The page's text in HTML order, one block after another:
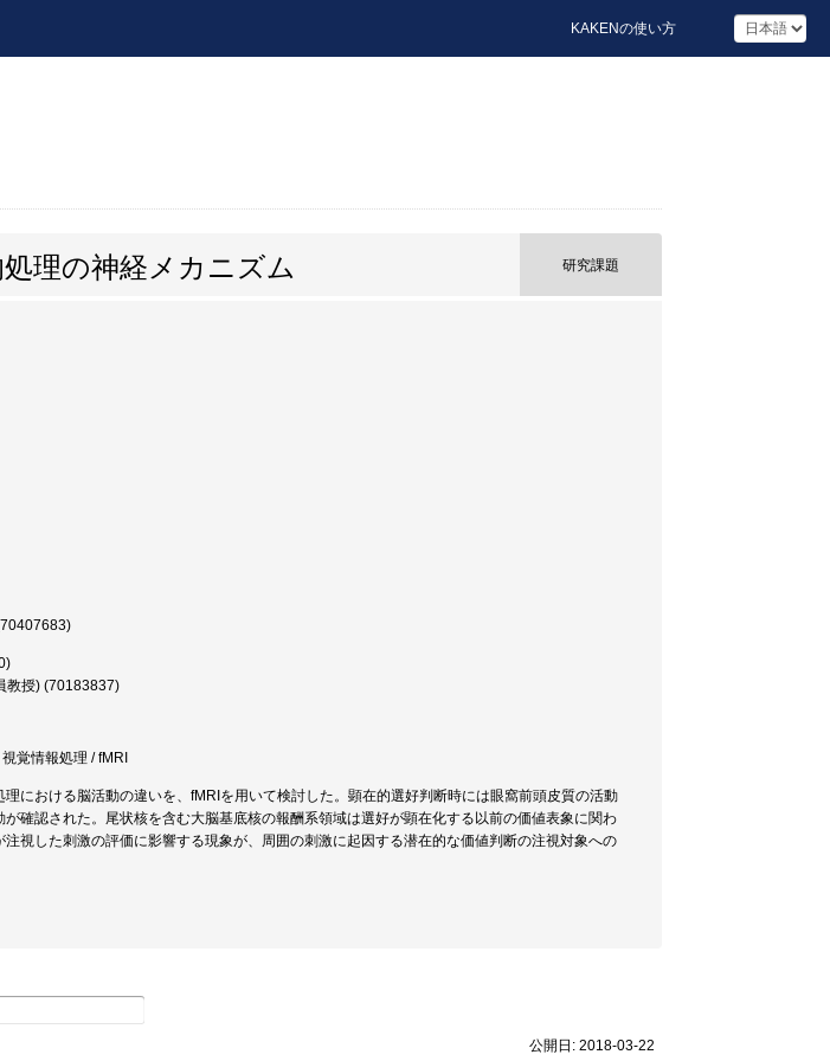
KAKENの使い方
理の神経メカニズム 研究課題
教授) (70183837)
覚情報処理 / fMRI
における脳活動の違いを、fMRIを用いて検討した。顕在的選好判断時には眼窩前頭皮質の活動
確認された。尾状核を含む大脳基底核の報酬系領域は選好が顕在化する以前の価値表象に関わ
視した刺激の評価に影響する現象が、周囲の刺激に起因する潜在的な価値判断の注視対象への
公開日: 2018-03-22